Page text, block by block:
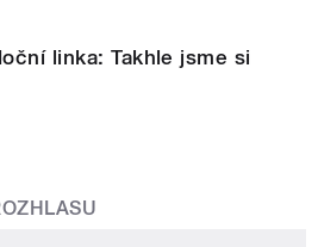
linka: Takhle jsme si